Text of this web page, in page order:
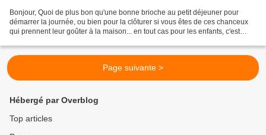
Bonjour, Quoi de plus bon qu'une bonne brioche au petit déjeuner pour
démarrer la journée, ou bien pour la clôturer si vous êtes de ces chanceux
qui prennent leur goûter à la maison... en tout cas pour les enfants, c'est
Page suivante >
Hébergé par Overblog
Top articles